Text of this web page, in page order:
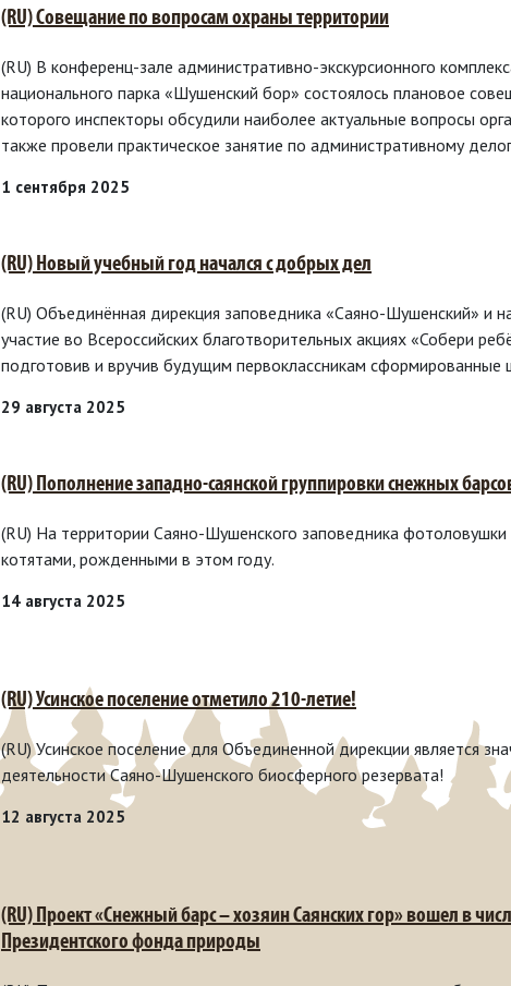
(RU) Совещание по вопросам охраны территории
(RU) В конференц-зале административно-экскурсионного
национального парка «Шушенский бор» состоялось плановое
которого инспекторы обсудили наиболее актуальные вопросы
также провели практическое занятие по административному
1 сентября 2025
(RU) Новый учебный год начался с добрых дел
(RU) Объединённая дирекция заповедника «Саяно-Шушенский» и
участие во Всероссийских благотворительных акциях «Собери
подготовив и вручив будущим первоклассникам сформированные
29 августа 2025
(RU) Пополнение западно-саянской группировки снежных
(RU) На территории Саяно-Шушенского заповедника фотоловушки
котятами, рожденными в этом году.
14 августа 2025
(RU) Усинское поселение отметило 210-летие!
(RU) Усинское поселение для Объединенной дирекции является
деятельности Саяно-Шушенского биосферного резервата!
12 августа 2025
(RU) Проект «Снежный барс – хозяин Саянских гор» вошел в
Президентского фонда природы